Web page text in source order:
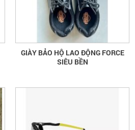
GIÀY BẢO HỘ LAO ĐỘNG FORCE
SIÊU BỀN